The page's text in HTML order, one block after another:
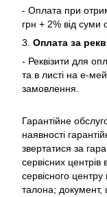
- Оплата при
грн + 2% від суми
3. Оплата за
- Реквізити для
та в листі на е-
замовлення.
Гарантійне
наявності
звертатися за
сервісних
сервісного центру
талона; документ,